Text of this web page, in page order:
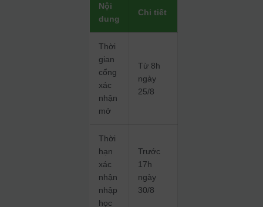
Nội
dung
Chi tiết
Thời
gian
cổng
xác
nhận
mở
Từ 8h
ngày
25/8
Thời
hạn
xác
nhận
nhập
học
Trước
17h
ngày
30/8